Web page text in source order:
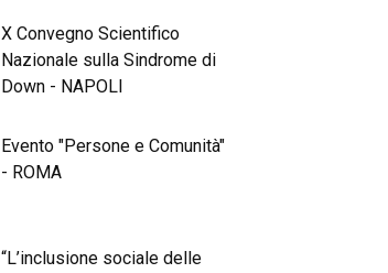
X Convegno Scientifico
Nazionale sulla Sindrome di
Down - NAPOLI
Evento "Persone e Comunità"
- ROMA
“L’inclusione sociale delle